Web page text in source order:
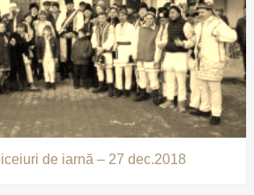
de iarnă – 27 dec.2018